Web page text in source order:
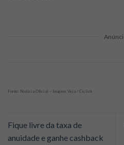
Fonte: Notícia Oficial – Imagem: Veja / Ciclick
Fique livre da taxa de
anuidade e ganhe cashback